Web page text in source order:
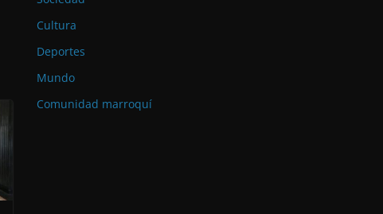
Cultura
Deportes
Mundo
Comunidad marroquí